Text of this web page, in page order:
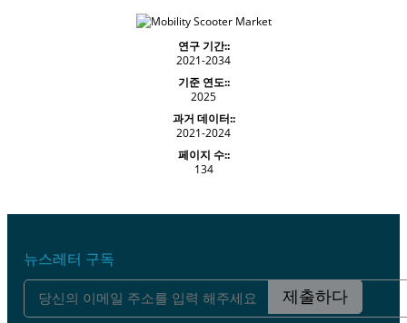
연구 기간::
2021-2034
기준 연도::
2025
과거 데이터::
2021-2024
페이지 수::
134
뉴스레터 구독
제출하다